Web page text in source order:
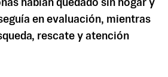
habían quedado sin hogar y
en evaluación, mientras
rescate y atención